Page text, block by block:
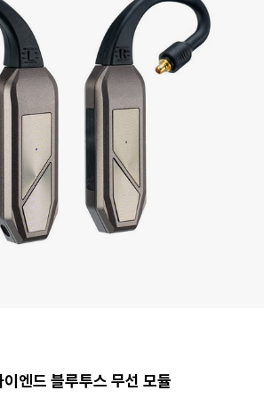
엔드 블루투스 무선 모듈